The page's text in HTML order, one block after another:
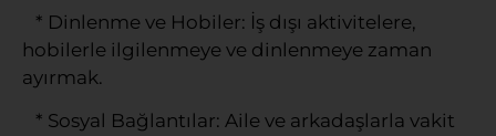
* Dinlenme ve Hobiler: İş dışı aktivitelere,
hobilerle ilgilenmeye ve dinlenmeye zaman
ayırmak.
* Sosyal Bağlantılar: Aile ve arkadaşlarla vakit